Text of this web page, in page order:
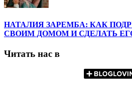
НАТАЛИЯ ЗАРЕМБА: КАК
СВОИМ ДОМОМ И СДЕЛАТЬ
Читать нас в